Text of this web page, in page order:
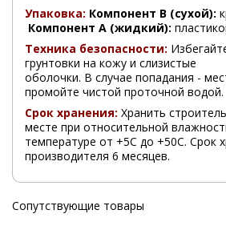
Упаковка: Компонент В (сухой):
Компонент А (жидкий):
Техника безопасности:
грунтовки на кожу и слизистые
оболочки. В случае попадания -
промойте чистой проточной водой.
Срок хранения: Хранить
месте при относительной
температуре от +5С до +50С. Срок
производителя 6 месяцев.
Сопутствующие товары